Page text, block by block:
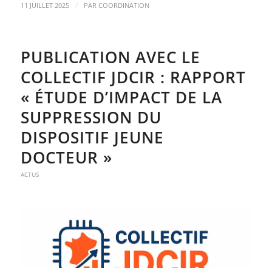
11 JUILLET 2025 / PAR COORDINATION
PUBLICATION AVEC LE
COLLECTIF JDCIR : RAPPORT
« ÉTUDE D’IMPACT DE LA
SUPPRESSION DU
DISPOSITIF JEUNE
DOCTEUR »
ACTUS